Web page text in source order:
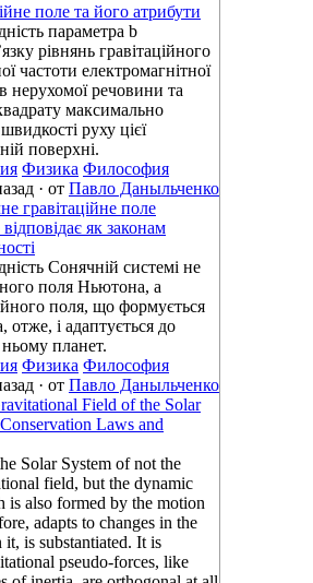
поле та його атрибути
параметра b
рівнянь гравітаційного
частоти електромагнітної
нерухомої речовини та
максимально
руху цієї
поверхні.
Физика Философия
· от Павло Даныльченко
гравітаційне поле
як законам
Сонячній системі не
поля Ньютона, а
поля, що формується
отже, і адаптується до
планет.
Физика Философия
· от Павло Даныльченко
Field of the Solar
Laws and
Solar System of not the
field, but the dynamic
is also formed by the motion
adapts to changes in the
is substantiated. It is
pseudo-forces, like